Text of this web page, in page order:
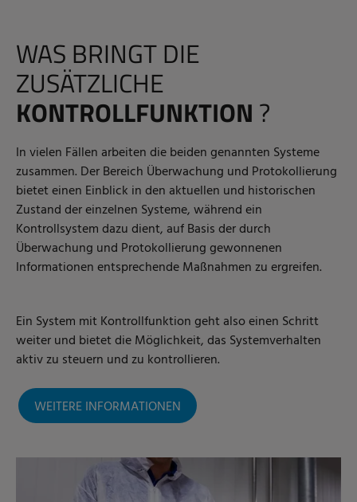
WAS BRINGT DIE
ZUSÄTZLICHE
KONTROLLFUNKTION ?
In vielen Fällen arbeiten die beiden genannten Systeme
zusammen. Der Bereich Überwachung und Protokollierung
bietet einen Einblick in den aktuellen und historischen
Zustand der einzelnen Systeme, während ein
Kontrollsystem dazu dient, auf Basis der durch
Überwachung und Protokollierung gewonnenen
Informationen entsprechende Maßnahmen zu ergreifen.
Ein System mit Kontrollfunktion geht also einen Schritt
weiter und bietet die Möglichkeit, das Systemverhalten
aktiv zu steuern und zu kontrollieren.
WEITERE INFORMATIONEN